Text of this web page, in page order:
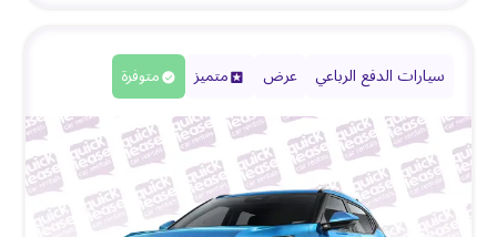
سيارات الدفع الرباعي عرض متميز متوفرة